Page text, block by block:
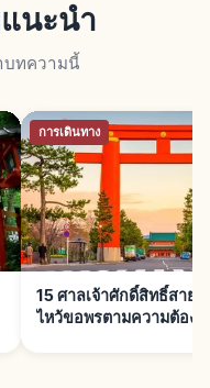
นะนำ
บทความนี้
การเดินทาง
15 ศาลเจ้าศักดิ์สิทธิ์สายมู
ไหว้ขอพรตามความต้องก